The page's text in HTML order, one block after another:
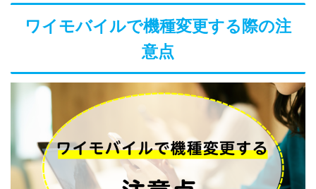
ワイモバイルで機種変更する際の注
意点